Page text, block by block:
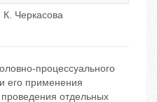
К. Черкасова
процессуального
его применения
отдельных